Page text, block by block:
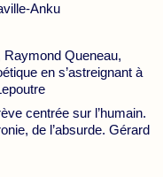
Anku
Raymond Queneau,
en s’astreignant à
centrée sur l’humain.
de l’absurde. Gérard